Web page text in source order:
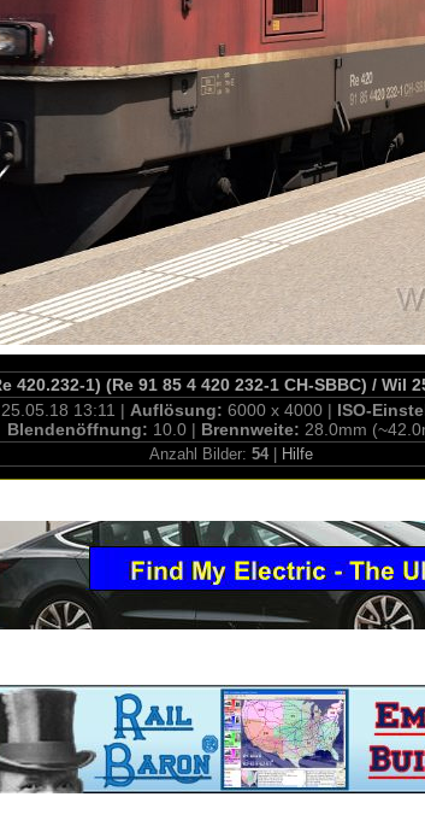
420.232-1) (Re 91 85 4 420 232-1 CH-SBBC) / Wil
25.05.18 13:11 | Auflösung: 6000 x 4000 | ISO-
Blendenöffnung: 10.0 | Brennweite: 28.0mm
Anzahl Bilder: 54 Hilfe